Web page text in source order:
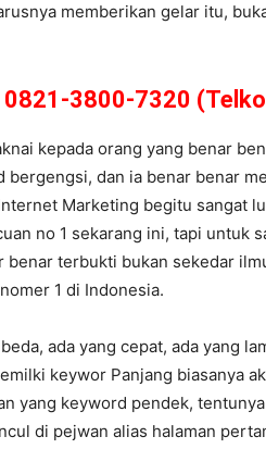
memberikan gelar itu,
0821-3800-7320
kepada orang yang benar
dan ia benar benar
Marketing begitu sangat
no 1 sekarang ini, tapi untuk
benar terbukti bukan sekedar
1 di Indonesia.
ada yang cepat, ada yang
keywor Panjang biasanya
yang keyword pendek,
di pejwan alias halaman